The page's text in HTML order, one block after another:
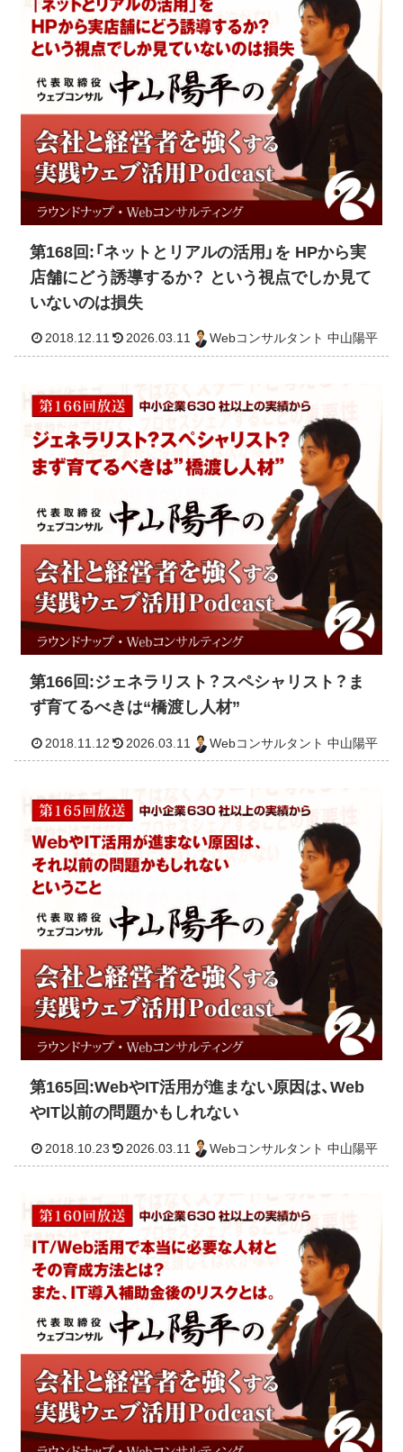
2019.01.07 2026.03.11 Webコンサルタント 中山
2018.12.27 2026.03.11 Webコンサルタント 中山
第168回:「ネットとリアルの活用」を HPから実
店舗にどう誘導するか？ という視点でしか見て
いないのは損失
Webコンサルタント 中山
第166回:ジェネラリスト？スペシャリスト？ま
ず育てるべきは“橋渡し人材”
2018.11.12 2026.03.11 Webコンサルタント 中山
第165回:WebやIT活用が進まない原因は、Web
やIT以前の問題かもしれない